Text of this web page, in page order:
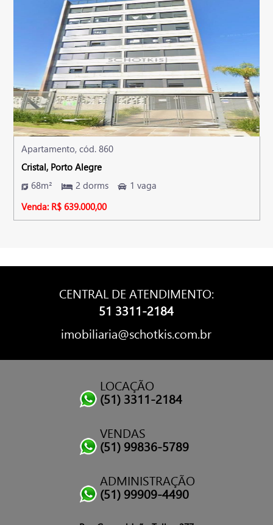
Apartamento, cód. 860
Cristal, Porto Alegre
68m²
2 dorms
1 vaga
Venda: R$ 639.000,00
CENTRAL DE ATENDIMENTO:
51 3311-2184
imobiliaria@schotkis.com.br
LOCAÇÃO
(51) 3311-2184
VENDAS
(51) 99836-5789
ADMINISTRAÇÃO
(51) 99909-4490